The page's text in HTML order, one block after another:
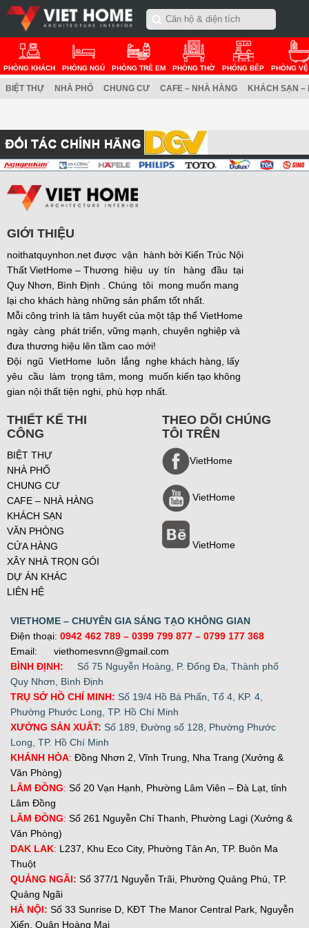
PHÒNG KHÁCH PHÒNG NGỦ PHÒNG TRẺ EM PHÒNG THỜ PHÒNG BẾP PHÒNG
BIỆT THỰ NHÀ PHỐ CHUNG CƯ CAFE – NHÀ HÀNG KHÁCH SẠN –
GIỚI THIỆU
noithatquynhon.net được vận hành bởi Kiến Trúc Nội
Thất VietHome – Thương hiệu uy tín hàng đầu tại
Quy Nhơn, Bình Định . Chúng tôi mong muốn mang
lại cho khách hàng những sản phẩm tốt nhất.
Mỗi công trình là tâm huyết của một tập thể VietHome
ngày càng phát triển, vững mạnh, chuyên nghiệp và
đưa thương hiệu lên tầm cao mới!
Đội ngũ VietHome luôn lắng nghe khách hàng, lấy
yêu cầu làm trọng tâm, mong muốn kiến tạo không
gian nội thất tiện nghi, phù hợp nhất.
THIẾT KẾ THI
CÔNG
BIỆT THỰ
NHÀ PHỐ
CHUNG CƯ
CAFE – NHÀ HÀNG
KHÁCH SẠN
VĂN PHÒNG
CỬA HÀNG
XÂY NHÀ TRỌN GÓI
DỰ ÁN KHÁC
LIÊN HỆ
THEO DÕI CHÚNG
TÔI TRÊN
VietHome
VietHome
VietHome
VIETHOME – CHUYÊN GIA SÁNG TẠO KHÔNG GIAN
Điện thoại: 0942 462 789 – 0399 799 877 – 0799 177 368
Email: viethomesvnn@gmail.com
BÌNH ĐỊNH:
Số 75 Nguyễn Hoàng, P. Đống Đa, Thành phố
Quy Nhơn, Bình Định
TRỤ SỞ HỒ CHÍ MINH: Số 19/4 Hồ Bá Phấn, Tổ 4, KP. 4,
Phường Phước Long, TP. Hồ Chí Minh
XƯỞNG SẢN XUẤT: Số 189, Đường số 128, Phường Phước
Long, TP. Hồ Chí Minh
KHÁNH HÒA: Đồng Nhơn 2, Vĩnh Trung, Nha Trang (Xưởng &
Văn Phòng)
LÂM ĐỒNG: Số 20 Vạn Hạnh, Phường Lâm Viên – Đà Lạt, tỉnh
Lâm Đồng
LÂM ĐỒNG: Số 261 Nguyễn Chí Thanh, Phường Lagi (Xưởng &
Văn Phòng)
DAK LAK: L237, Khu Eco City, Phường Tân An, TP. Buôn Ma
Thuột
QUẢNG NGÃI: Số 377/1 Nguyễn Trãi, Phường Quảng Phú, TP.
Quảng Ngãi
HÀ NỘI: Số 33 Sunrise D, KĐT The Manor Central Park, Nguyễn
Xiển, Quận Hoàng Mai